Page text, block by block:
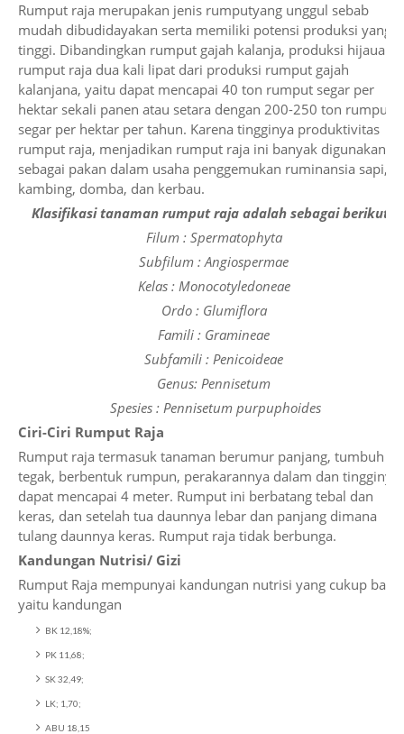
Rumput raja merupakan jenis rumputyang unggul sebab
mudah dibudidayakan serta memiliki potensi produksi yang
tinggi. Dibandingkan rumput gajah kalanja, produksi hijauan
rumput raja dua kali lipat dari produksi rumput gajah
kalanjana, yaitu dapat mencapai 40 ton rumput segar per
hektar sekali panen atau setara dengan 200-250 ton rumput
segar per hektar per tahun. Karena tingginya produktivitas
rumput raja, menjadikan rumput raja ini banyak digunakan
sebagai pakan dalam usaha penggemukan ruminansia sapi,
kambing, domba, dan kerbau.
Klasifikasi tanaman rumput raja adalah sebagai berikut
Filum : Spermatophyta
Subfilum : Angiospermae
Kelas : Monocotyledoneae
Ordo : Glumiflora
Famili : Gramineae
Subfamili : Penicoideae
Genus: Pennisetum
Spesies : Pennisetum purpuphoides
Ciri-Ciri Rumput Raja
Rumput raja termasuk tanaman berumur panjang, tumbuh
tegak, berbentuk rumpun, perakarannya dalam dan tingginya
dapat mencapai 4 meter. Rumput ini berbatang tebal dan
keras, dan setelah tua daunnya lebar dan panjang dimana
tulang daunnya keras. Rumput raja tidak berbunga.
Kandungan Nutrisi/ Gizi
Rumput Raja mempunyai kandungan nutrisi yang cukup baik
yaitu kandungan
BK 12,18%;
PK 11,68;
SK 32,49;
LK; 1,70;
ABU 18,15